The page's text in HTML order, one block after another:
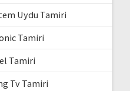
Uydu Tamiri
Tamiri
Tamiri
Tv Tamiri